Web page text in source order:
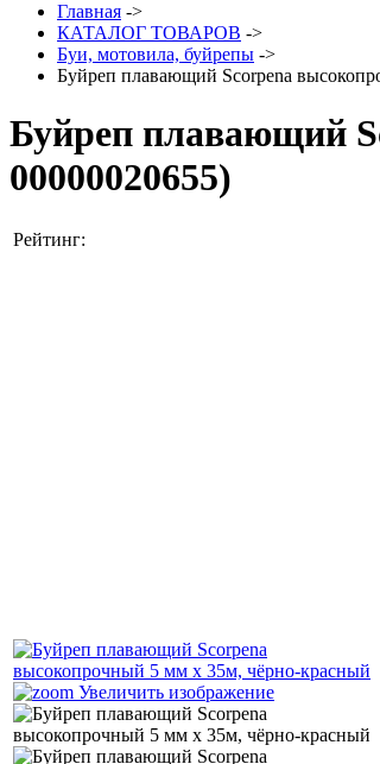
Главная ->
КАТАЛОГ ТОВАРОВ ->
Буи, мотовила, буйрепы ->
Буйреп плавающий Scorpena
Буйреп плавающий
00000020655)
Рейтинг:
Увеличить изображение